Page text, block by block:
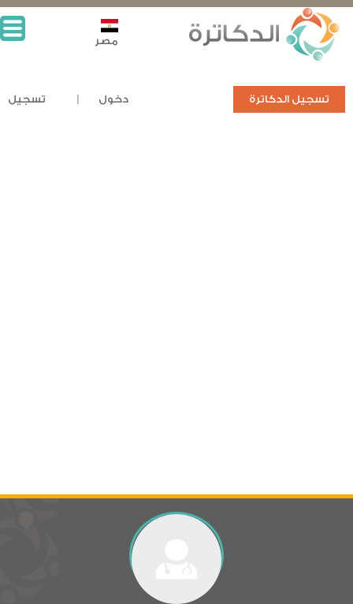
تسجيل الدكاترة دخول تسجيل
مصر